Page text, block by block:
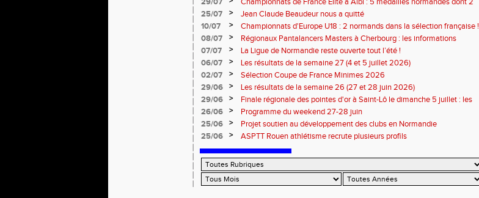
titres !
25/07 >
Jean Claude Beaudeur nous a quitté
10/07
>
Championnats d'Europe U18 : 2 normands dans la sélection française !
08/07
>
Régionaux Pantalancers Masters à Cherbourg : les informations
07/07
>
La Ligue de Normandie reste ouverte tout l’été !
06/07
>
Les résultats de la semaine 27 (4 et 5 juillet 2026)
02/07
>
Sélection Coupe de France Minimes 2026
29/06
>
Les résultats de la semaine 26 (27 et 28 juin 2026)
29/06
>
Finale régionale des pointes d'or à Saint-Lô le dimanche 5 juillet : les
informations
26/06 >
Programme du weekend 27-28 juin
25/06
>
Projet soutien au développement des clubs en Normandie
25/06
> ASPTT Rouen athlétisme recrute plusieurs profils